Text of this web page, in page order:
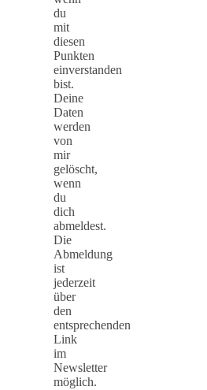
du
mit
diesen
Punkten
einverstanden
bist.
Deine
Daten
werden
von
mir
gelöscht,
wenn
du
dich
abmeldest.
Die
Abmeldung
ist
jederzeit
über
den
entsprechenden
Link
im
Newsletter
möglich.